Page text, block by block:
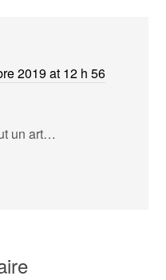
2019 at 12 h 56
un art…